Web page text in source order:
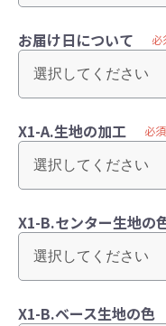
お届け日について 必
X1-A.生地の加工 必須
X1-B.センター生地の
X1-B.ベース生地の色